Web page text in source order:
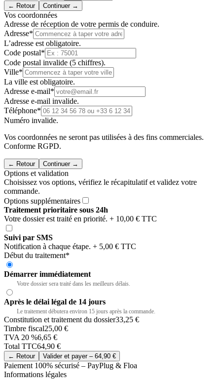
← Retour Continuer →
Vos coordonnées
Adresse de réception de votre permis de conduire.
Adresse*
L’adresse est obligatoire.
Code postal*
Code postal invalide (5 chiffres).
Ville*
La ville est obligatoire.
Adresse e-mail*
Adresse e-mail invalide.
Téléphone*
Numéro invalide.
Vos coordonnées ne seront pas utilisées à des fins commerciales.
Conforme RGPD.
← Retour Continuer →
Options et validation
Choisissez vos options, vérifiez le récapitulatif et validez votre
commande.
Options supplémentaires
Traitement prioritaire sous 24h
Votre dossier est traité en priorité. + 10,00 € TTC
Suivi par SMS
Notification à chaque étape. + 5,00 € TTC
Début du traitement*
Démarrer immédiatement
Votre dossier sera traité dans les meilleurs délais.
Après le délai légal de 14 jours
Le traitement débutera environ 15 jours après la commande.
Constitution et traitement du dossier33,25 €
Timbre fiscal25,00 €
TVA 20 %6,65 €
Total TTC64,90 €
← Retour Valider et payer – 64,90 €
Paiement 100% sécurisé – PayPlug & Floa
Informations légales